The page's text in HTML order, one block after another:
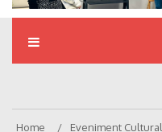
Home
Eveniment